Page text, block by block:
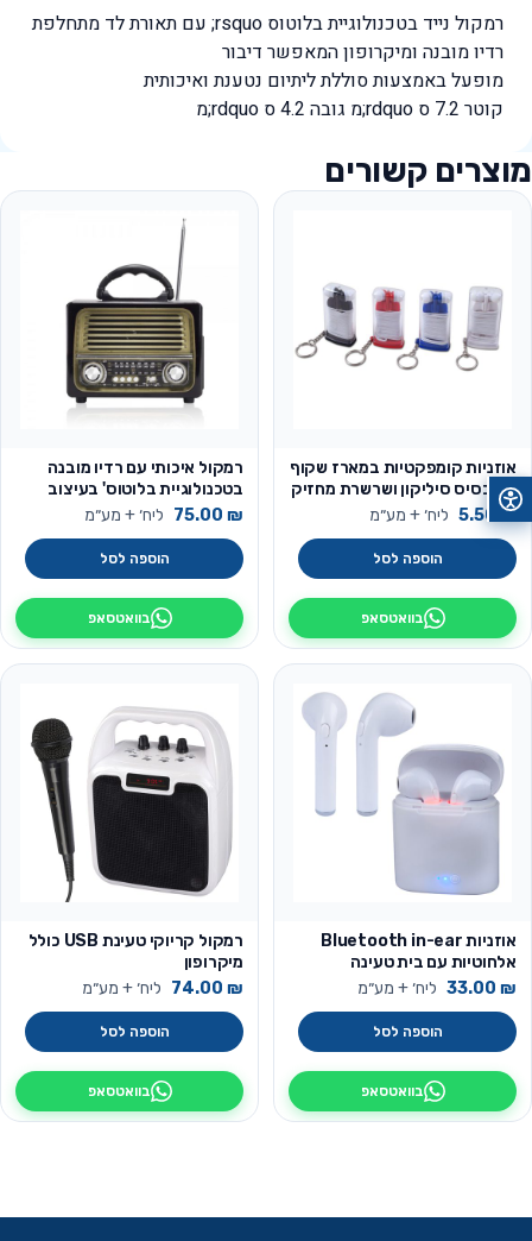
רמקול נייד בטכנולוגיית בלוטוס rsquo; עם תאורת לד מתחלפת
רדיו מובנה ומיקרופון המאפשר דיבור
מופעל באמצעות סוללת ליתיום נטענת ואיכותית
קוטר 7.2 ס rdquo;מ גובה 4.2 ס rdquo;מ
מוצרים קשורים
אוזניות קומפקטיות במארז שקוף
עם בסיס סיליקון ושרשרת מחזיק
מפתחות
5.50 ₪ ליח׳ + מע״מ
הוספה לסל
בוואטסאפ
רמקול איכותי עם רדיו מובנה
בטכנולוגיית בלוטוס' בעיצוב
רטרו דגם האוס75.00 ₪ ליח׳ + מע״מ
הוספה לסל
בוואטסאפ
אוזניות Bluetooth in-ear
אלחוטיות עם בית טעינה
33.00 ₪ ליח׳ + מע״מ
הוספה לסל
בוואטסאפ
רמקול קריוקי טעינת USB כולל
מיקרופון
74.00 ₪ ליח׳ + מע״מ
הוספה לסל
בוואטסאפ